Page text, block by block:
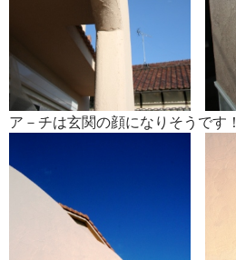
ア－チは玄関の顔になりそうです！